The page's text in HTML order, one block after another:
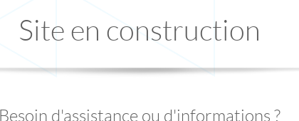
Site en construction
Besoin d'assistance ou d'informations ?